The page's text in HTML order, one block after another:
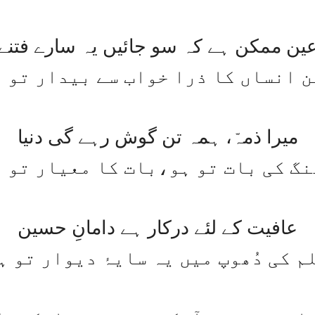
ممکن ہے کہ سو جائیں یہ سارے
انساں کا ذرا خواب سے بیدار تو
میرا ذمہّ، ہمہ تن گوش رہے گی دنیا
کی بات تو ہو،بات کا معیار تو
عافیت کے لئے درکار ہے دامانِ حسین
کی دُھوپ میں یہ سایۂ دیوار تو